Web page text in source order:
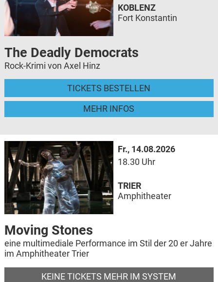
The Deadly Democrats
Rock-Krimi von Axel Hinz
TICKETS BESTELLEN
MEHR INFOS
KOBLENZ
Fort Konstantin
Fr., 14.08.2026
18.30 Uhr
Moving Stones
eine multimediale Performance im Stil der 20 er Jahre
im Amphitheater Trier
KEINE TICKETS MEHR IM SYSTEM
TRIER
Amphitheater